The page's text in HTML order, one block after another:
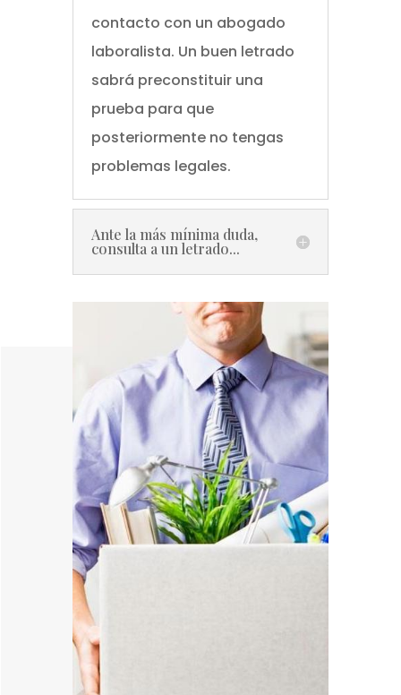
contacto con un abogado
laboralista. Un buen letrado
sabrá preconstituir una
prueba para que
posteriormente no tengas
problemas legales.
Ante la más mínima duda,
consulta a un letrado...